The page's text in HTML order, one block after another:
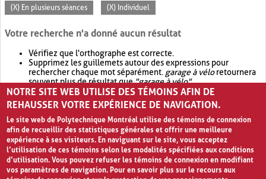
(X) En plusieurs séances (X) Individuel
Votre recherche n'a donné aucun résultat
Vérifiez que l'orthographe est correcte.
Supprimez les guillemets autour des expressions pour
rechercher chaque mot séparément. garage à véloretournera
souvent plus de résultat que"garage à vélo".
Envisagez d'élargir votre recherche avec OR.garage OR vélo
retournera souvent plus de résultat quegarage à vélo
NOTRE SITE WEB UTILISE DES TÉMOINS AFIN DE
REHAUSSER VOTRE EXPÉRIENCE DE NAVIGATION.
Le site web de Polytechnique Montréal utilise des témoins de connexion
afin de recueillir des statistiques générales et offrir une meilleure
expérience à ses visiteurs. En naviguant sur le site, vous acceptez
l’utilisation de ces témoins selon les modalités spécifiées aux conditions
d’utilisation. Vous pouvez refuser les témoins de connexion en modifiant
vos paramètres de navigation. Pour en savoir plus sur le recours aux